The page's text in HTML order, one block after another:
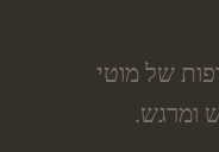
של מוטי
ומרגש.